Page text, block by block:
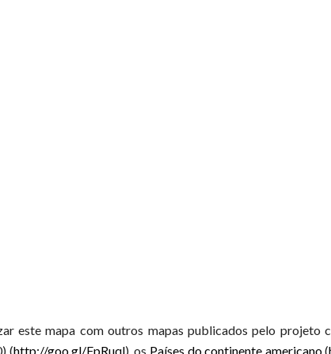
este mapa com outros mapas publicados pelo projeto
(http://goo.gl/FpRuql), os Países do continente americano(